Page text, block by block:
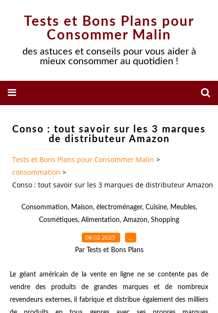
Tests et Bons Plans pour
Consommer Malin
des astuces et conseils pour vous aider à
mieux consommer au quotidien !
Conso : tout savoir sur les 3 marques
de distributeur Amazon
Tests et Bons Plans pour Consommer Malin >
consommation >
Conso : tout savoir sur les 3 marques de distributeur Amazon
Consommation, Maison, électroménager, Cuisine, Meubles,
Cosmétiques, Alimentation, Amazon, Shopping
08.02.2025 …
Par Tests et Bons Plans
Le géant américain de la vente en ligne ne se contente pas de
vendre des produits de grandes marques et de nombreux
revendeurs externes, il fabrique et distribue également des milliers